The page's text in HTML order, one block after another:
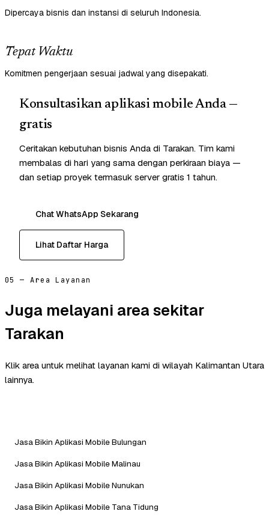
Dipercaya bisnis dan instansi di seluruh Indonesia.
Tepat Waktu
Komitmen pengerjaan sesuai jadwal yang disepakati.
Konsultasikan aplikasi mobile Anda —
gratis
Ceritakan kebutuhan bisnis Anda di Tarakan. Tim kami
membalas di hari yang sama dengan perkiraan biaya —
dan setiap proyek termasuk server gratis 1 tahun.
Chat WhatsApp Sekarang
Lihat Daftar Harga
05 — Area Layanan
Juga melayani area sekitar
Tarakan
Klik area untuk melihat layanan kami di wilayah Kalimantan Utara
lainnya.
Jasa Bikin Aplikasi Mobile Bulungan
Jasa Bikin Aplikasi Mobile Malinau
Jasa Bikin Aplikasi Mobile Nunukan
Jasa Bikin Aplikasi Mobile Tana Tidung